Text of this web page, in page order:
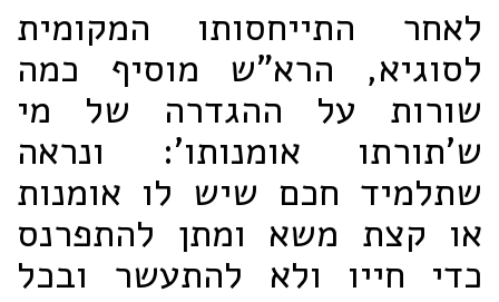
לאחר התייחסותו המקומית
לסוגיא, הרא"ש מוסיף כמה
שורות על ההגדרה של מי
ש'תורתו אומנותו': ונראה
שתלמיד חכם שיש לו אומנות
או קצת משא ומתן להתפרנס
כדי חייו ולא להתעשר ובכל